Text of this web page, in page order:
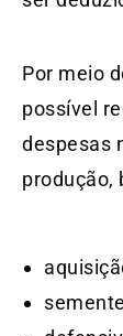
Por meio
possível
despesas
produção,